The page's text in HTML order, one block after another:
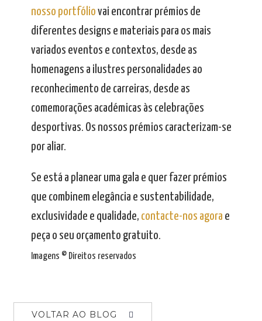
nosso portfólio vai encontrar prémios de
diferentes designs e materiais para os mais
variados eventos e contextos, desde as
homenagens a ilustres personalidades ao
reconhecimento de carreiras, desde as
comemorações académicas às celebrações
desportivas. Os nossos prémios caracterizam-se
por aliar.
Se está a planear uma gala e quer fazer prémios
que combinem elegância e sustentabilidade,
exclusividade e qualidade, contacte-nos agora e
peça o seu orçamento gratuito.
Imagens © Direitos reservados
VOLTAR AO BLOG